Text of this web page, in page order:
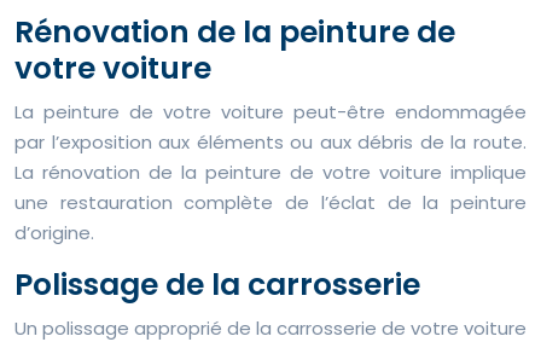
Rénovation de la peinture de
votre voiture
La peinture de votre voiture peut-être endommagée
par l’exposition aux éléments ou aux débris de la route.
La rénovation de la peinture de votre voiture implique
une restauration complète de l’éclat de la peinture
d’origine.
Polissage de la carrosserie
Un polissage approprié de la carrosserie de votre voiture